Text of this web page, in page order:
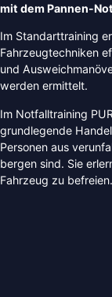
mit dem Pannen-
Im Standarttraining
Fahrzeugtechniken
und
werden ermittelt.
Im Notfalltraining
grundlegende
Personen aus
bergen sind. Sie
Fahrzeug zu befreien.